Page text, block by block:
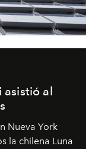
asistió al
Nueva York
la chilena Luna